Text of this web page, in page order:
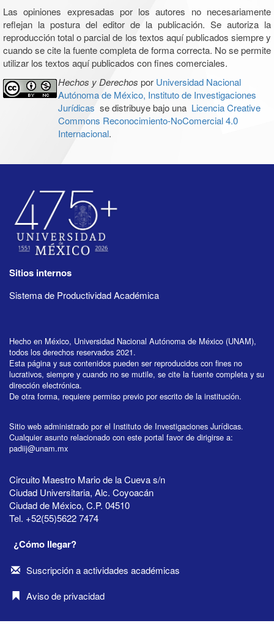
Las opiniones expresadas por los autores no necesariamente
reflejan la postura del editor de la publicación. Se autoriza la
reproducción total o parcial de los textos aquí publicados siempre y
cuando se cite la fuente completa de forma correcta. No se permite
utilizar los textos aquí publicados con fines comerciales.
Hechos y Derechos por Universidad Nacional
Autónoma de México, Instituto de Investigaciones
Jurídicas se distribuye bajo una Licencia Creative
Commons Reconocimiento-NoComercial 4.0
Internacional.
Sitios internos
Sistema de Productividad Académica
Hecho en México, Universidad Nacional Autónoma de México (UNAM),
todos los derechos reservados 2021.
Esta página y sus contenidos pueden ser reproducidos con fines no
lucrativos, siempre y cuando no se mutile, se cite la fuente completa y su
dirección electrónica.
De otra forma, requiere permiso previo por escrito de la institución.
Sitio web administrado por el Instituto de Investigaciones Jurídicas.
Cualquier asunto relacionado con este portal favor de dirigirse a:
padiij@unam.mx
Circuito Maestro Mario de la Cueva s/n
Ciudad Universitaria, Alc. Coyoacán
Ciudad de México, C.P. 04510
Tel. +52(55)5622 7474
¿Cómo llegar?
Suscripción a actividades académicas
Aviso de privacidad